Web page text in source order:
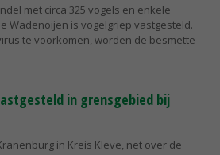
met circa 325 vogels en enkele
Wadenoijen is vogelgriep vastgesteld.
te voorkomen, worden de besmette
in grensgebied bij
in Kreis Kleve, net over de